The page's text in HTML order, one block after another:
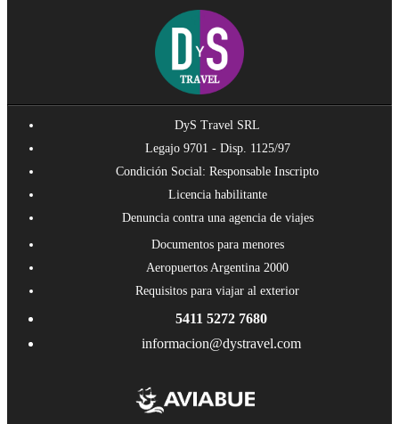
DyS Travel SRL
Legajo 9701 - Disp. 1125/97
Condición Social: Responsable Inscripto
Licencia habilitante
Denuncia contra una agencia de viajes
Documentos para menores
Aeropuertos Argentina 2000
Requisitos para viajar al exterior
5411 5272 7680
informacion@dystravel.com